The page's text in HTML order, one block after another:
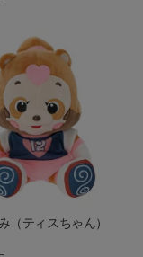
（ティスちゃん）